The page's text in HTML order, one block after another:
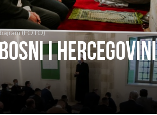
(FOTO)
i Hercegovini